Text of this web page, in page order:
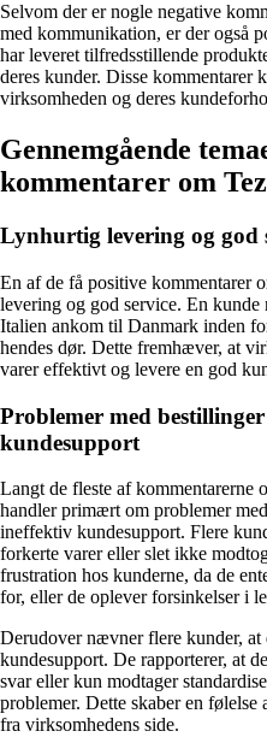
Selvom der er nogle negative
med kommunikation, er der også
har leveret tilfredsstillende
deres kunder. Disse kommentarer
virksomheden og deres
Gennemgående
kommentarer om
Lynhurtig levering og god
En af de få positive kommentarer
levering og god service. En kunde
Italien ankom til Danmark inden
hendes dør. Dette fremhæver, at
varer effektivt og levere en god
Problemer med
kundesupport
Langt de fleste af kommentarerne
handler primært om problemer
ineffektiv kundesupport. Flere
forkerte varer eller slet ikke
frustration hos kunderne, da de
for, eller de oplever forsinkelser i
Derudover nævner flere kunder,
kundesupport. De rapporterer, at
svar eller kun modtager
problemer. Dette skaber en
fra virksomhedens side.